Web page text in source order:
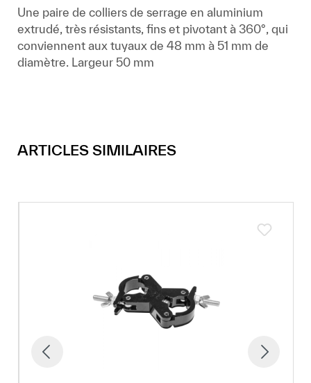
Une paire de colliers de serrage en aluminium
extrudé, très résistants, fins et pivotant à 360°, qui
conviennent aux tuyaux de 48 mm à 51 mm de
diamètre. Largeur 50 mm
ARTICLES SIMILAIRES